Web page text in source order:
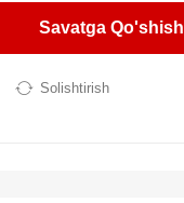
Savatga Qo'shish
Solishtirish